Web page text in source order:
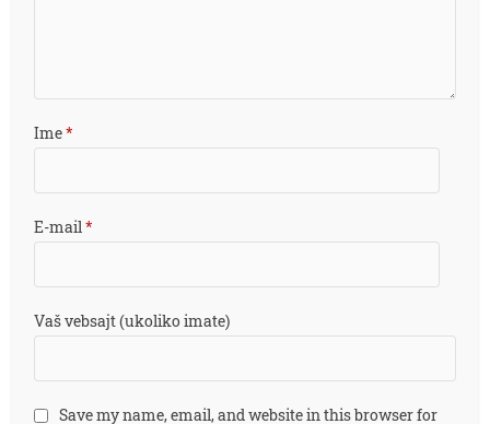
Ime*
E-mail*
Vaš vebsajt (ukoliko imate)
Save my name, email, and website in this browser for